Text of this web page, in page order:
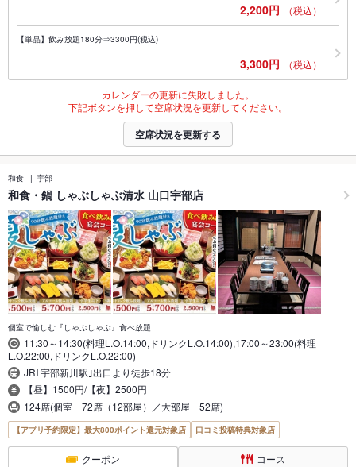
2,200円 （税込）
【単品】飲み放題180分⇒3300円(税込)
3,300円 （税込）
カレンダーの更新に失敗しました。
下記ボタンを押して空席状況を更新してください。
空席状況を更新する
和食 宇部
和食・鍋 しゃぶしゃぶ清水 山口宇部店
個室で愉しむ『しゃぶしゃぶ』食べ放題
11:30～14:30(料理L.O.14:00,ドリンクL.O.14:00),17:00～23:00(料理
L.O.22:00,ドリンクL.O.22:00)
JR｢宇部新川駅｣出口より徒歩18分
【昼】1500円/【夜】2500円
124席(個室 72席（12部屋）／大部屋 52席)
【アプリ予約限定】最大800ポイント還元対象店 口コミ投稿特典対象店
クーポン コース